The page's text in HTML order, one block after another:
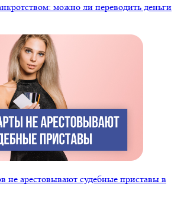
можно ли переводить деньги
не арестовывают судебные приставы в